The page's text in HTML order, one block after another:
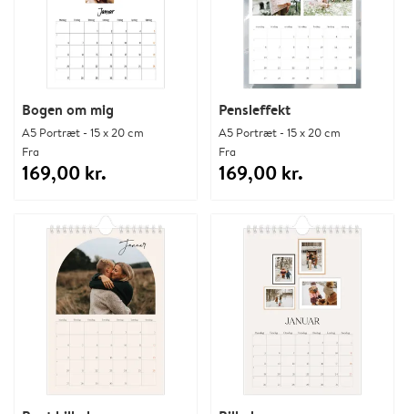
Bogen om mig
A5 Portræt - 15 x 20 cm
Fra
169,00 kr.
Pensleffekt
A5 Portræt - 15 x 20 cm
Fra
169,00 kr.